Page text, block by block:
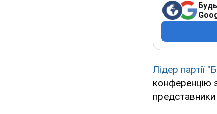
Лідер партії
конференцію
представники